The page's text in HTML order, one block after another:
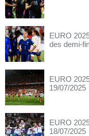
EURO
des demi-
EURO
19/07/2025
EURO
18/07/2025